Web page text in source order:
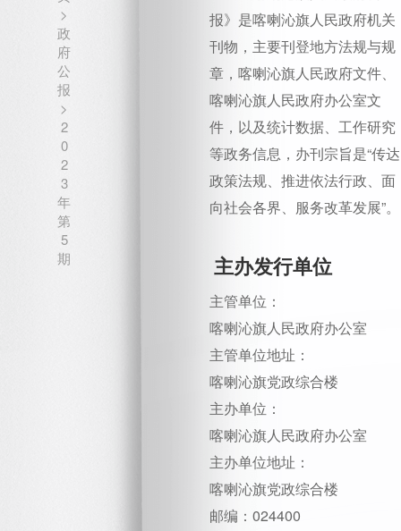
>
政
府
公
报
>
2
0
2
3
年
第
5
期
报》是喀喇沁旗人民政府机关
刊物，主要刊登地方法规与规
章，喀喇沁旗人民政府文件、
喀喇沁旗人民政府办公室文
件，以及统计数据、工作研究
等政务信息，办刊宗旨是“传达
政策法规、推进依法行政、面
向社会各界、服务改革发展”。
主办发行单位
主管单位：
喀喇沁旗人民政府办公室
主管单位地址：
喀喇沁旗党政综合楼
主办单位：
喀喇沁旗人民政府办公室
主办单位地址：
喀喇沁旗党政综合楼
邮编：024400